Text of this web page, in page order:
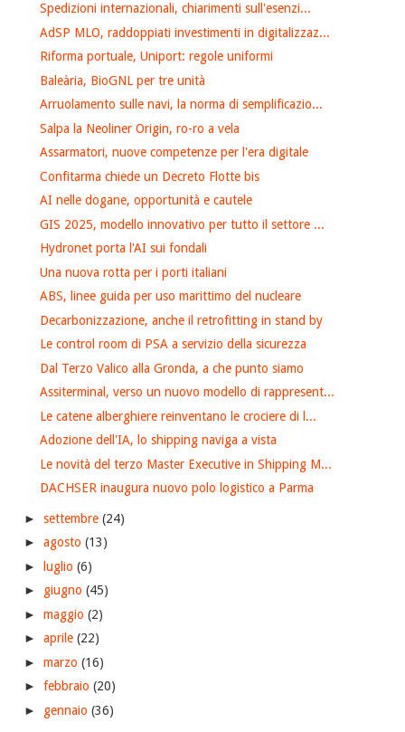
Spedizioni internazionali, chiarimenti sull'esenzi...
AdSP MLO, raddoppiati investimenti in digitalizzaz...
Riforma portuale, Uniport: regole uniformi
Baleària, BioGNL per tre unità
Arruolamento sulle navi, la norma di semplificazio...
Salpa la Neoliner Origin, ro-ro a vela
Assarmatori, nuove competenze per l'era digitale
Confitarma chiede un Decreto Flotte bis
AI nelle dogane, opportunità e cautele
GIS 2025, modello innovativo per tutto il settore ...
Hydronet porta l'AI sui fondali
Una nuova rotta per i porti italiani
ABS, linee guida per uso marittimo del nucleare
Decarbonizzazione, anche il retrofitting in stand by
Le control room di PSA a servizio della sicurezza
Dal Terzo Valico alla Gronda, a che punto siamo
Assiterminal, verso un nuovo modello di rappresent...
Le catene alberghiere reinventano le crociere di l...
Adozione dell'IA, lo shipping naviga a vista
Le novità del terzo Master Executive in Shipping M...
DACHSER inaugura nuovo polo logistico a Parma
► settembre (24)
► agosto (13)
► luglio (6)
► giugno (45)
► maggio (2)
► aprile (22)
► marzo (16)
► febbraio (20)
► gennaio (36)